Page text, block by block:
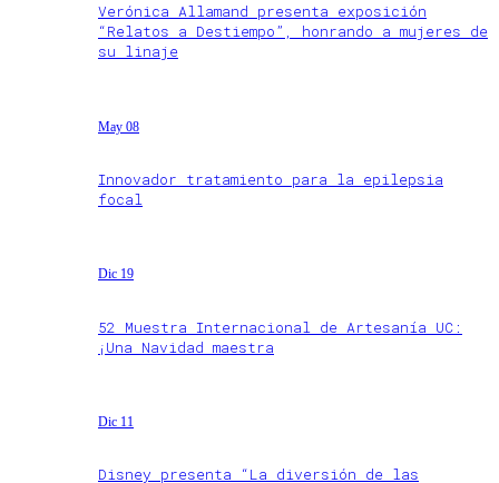
Verónica Allamand presenta exposición
“Relatos a Destiempo”, honrando a mujeres de
su linaje
May 08
Innovador tratamiento para la epilepsia
focal
Dic 19
52 Muestra Internacional de Artesanía UC:
¡Una Navidad maestra
Dic 11
Disney presenta “La diversión de las